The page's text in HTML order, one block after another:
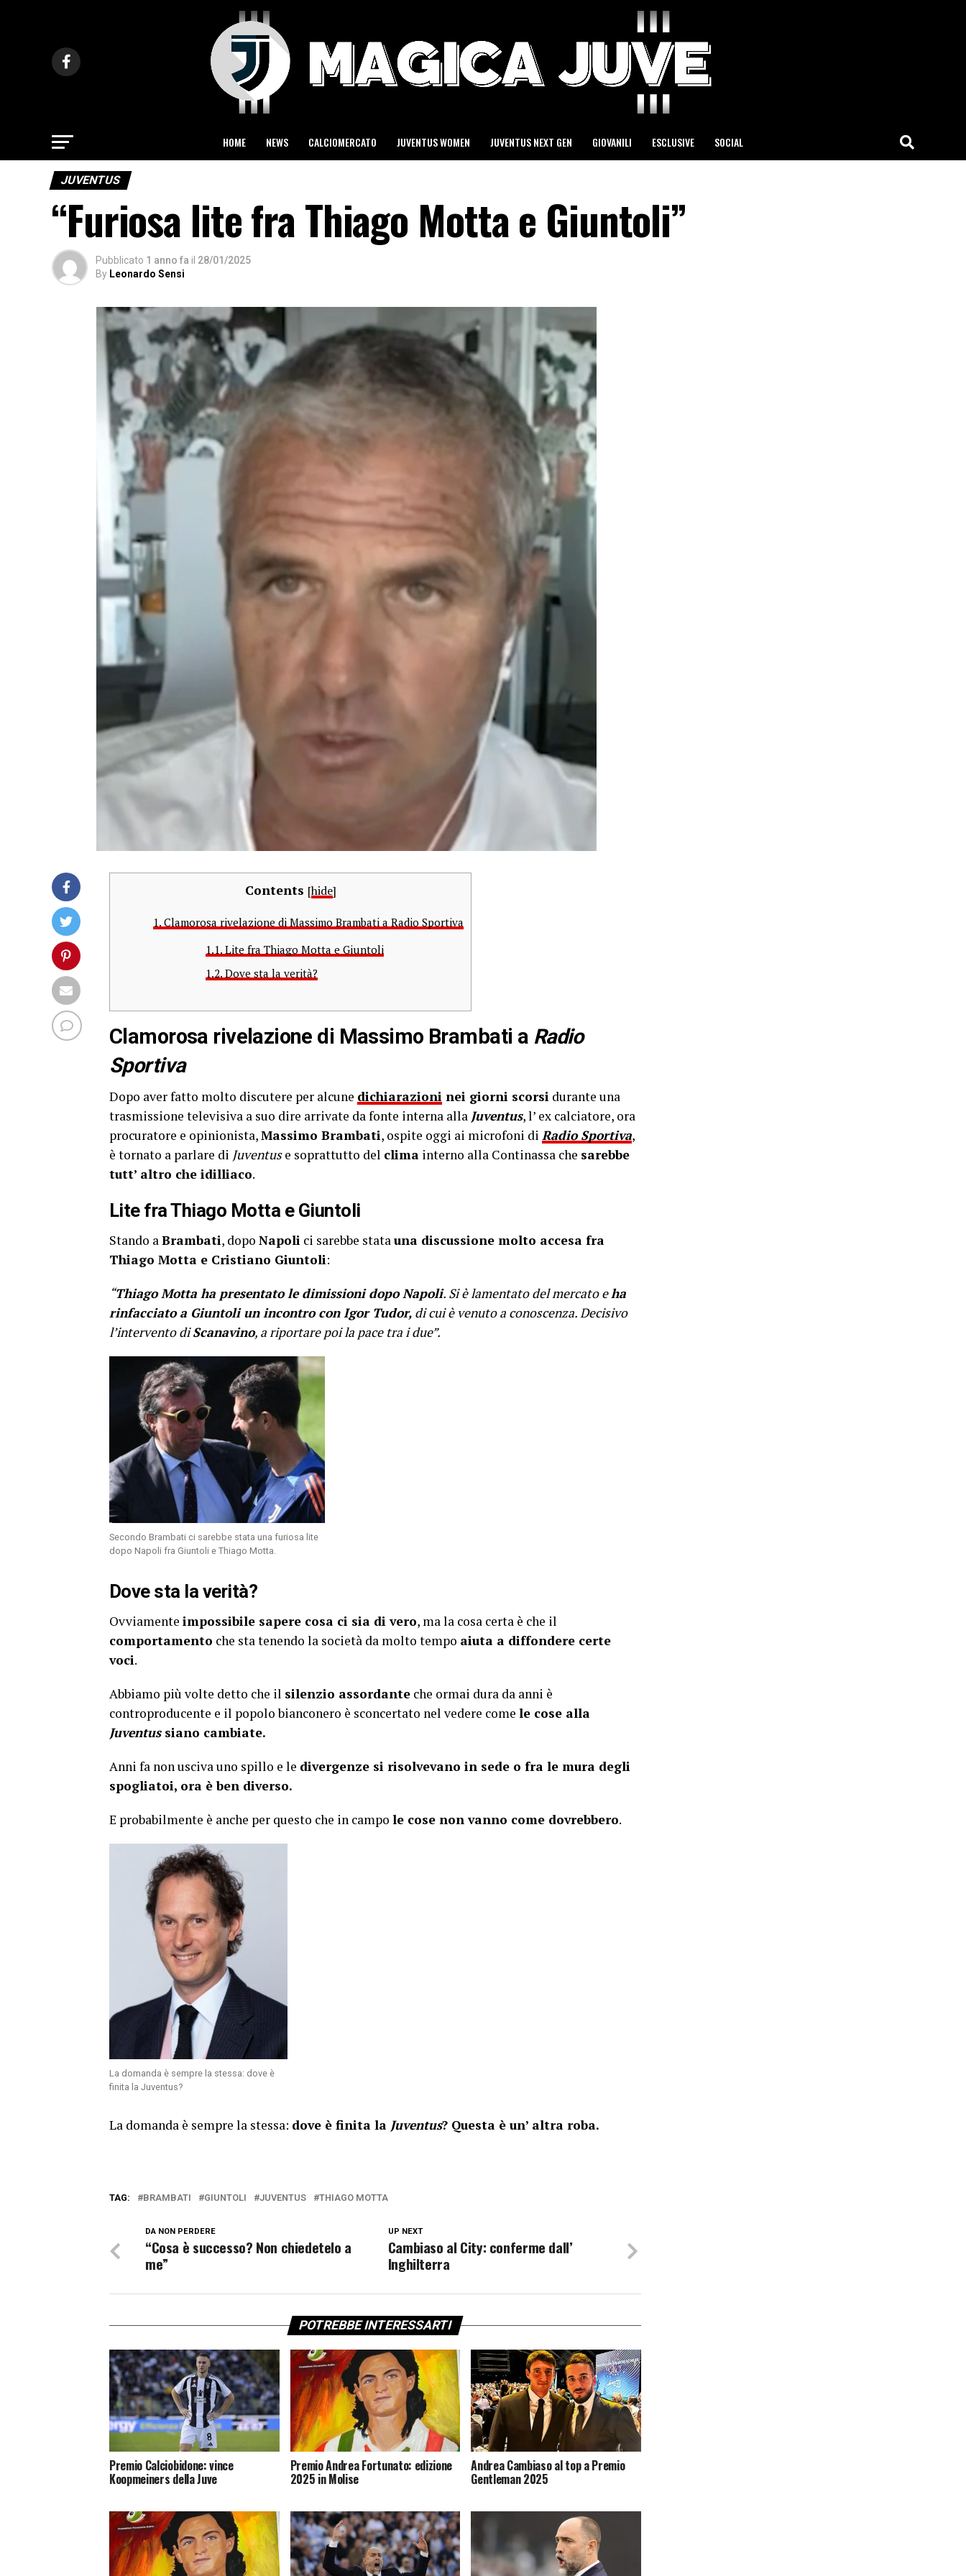
HOME NEWS CALCIOMERCATO JUVENTUS WOMEN JUVENTUS NEXT GEN GIOVANILI ESCLUSIVE SOCIAL
JUVENTUS
“Furiosa lite fra Thiago Motta e Giuntoli”
Pubblicato 1 anno fa il 28/01/2025
By Leonardo Sensi
Contents [hide]
1. Clamorosa rivelazione di Massimo Brambati a Radio Sportiva
1.1.Lite fra Thiago Motta e Giuntoli
1.2.Dove sta la verità?
Clamorosa rivelazione di Massimo Brambati a Radio
Sportiva
Dopo aver fatto molto discutere per alcune dichiarazioni nei giorni scorsi durante una
trasmissione televisiva a suo dire arrivate da fonte interna alla Juventus, l’ ex calciatore, ora
procuratore e opinionista,Massimo Brambati, ospite oggi ai microfoni di Radio Sportiva,
è tornato a parlare di Juventuse soprattutto del clima interno alla Continassa che sarebbe
tutt’ altro che idilliaco.
Lite fra Thiago Motta e Giuntoli
Stando aBrambati, dopo Napoli ci sarebbe statauna discussione molto accesa fra
Thiago Motta e Cristiano Giuntoli:
“Thiago Motta ha presentato le dimissioni dopo Napoli. Si è lamentato del mercato eha
rinfacciato a Giuntoli un incontro con Igor Tudor, di cui è venuto a conoscenza. Decisivo
l’intervento diScanavino, a riportare poi la pace tra i due”.
Secondo Brambati ci sarebbe stata una furiosa lite
dopo Napoli fra Giuntoli e Thiago Motta.
Dove sta la verità?
Ovviamente impossibile sapere cosa ci sia di vero, ma la cosa certa è che il
comportamento che sta tenendo la società da molto tempo aiuta a diffondere certe
voci.
Abbiamo più volte detto che il silenzio assordante che ormai dura da anni è
controproducente e il popolo bianconero è sconcertato nel vedere come le cose alla
Juventussiano cambiate.
Anni fa non usciva uno spillo e le divergenze si risolvevano in sede o fra le mura degli
spogliatoi, ora è ben diverso.
E probabilmente è anche per questo che in campo le cose non vanno come dovrebbero.
La domanda è sempre la stessa: dove è
finita la Juventus?
La domanda è sempre la stessa: dove è finita la Juventus? Questa è un’ altra roba.
TAG: BRAMBATI GIUNTOLI JUVENTUS THIAGO MOTTA
UP NEXT
Cambiaso al City: conferme dall’
Inghilterra
DA NON PERDERE
“Cosa è successo? Non chiedetelo a
me”
POTREBBE INTERESSARTI
Premio Calciobidone: vince
Koopmeiners della Juve
Premio Andrea Fortunato: edizione
2025 in Molise
Andrea Cambiaso al top a Premio
Gentleman 2025